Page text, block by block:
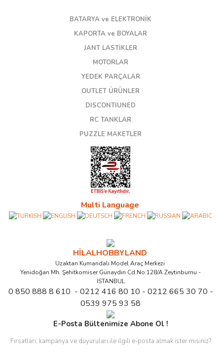
BATARYA ve ELEKTRONİK
KAPORTA ve BOYALAR
JANT LASTİKLER
MOTORLAR
YEDEK PARÇALAR
OUTLET ÜRÜNLER
DISCONTIUNED
RC TANKLAR
PUZZLE MAKETLER
Multi Language
HİLALHOBBYLAND
Uzaktan Kumandalı Model Araç Merkezi
Yenidoğan Mh. Şehitkomiser Günaydın Cd.No:128/A Zeytinburnu -
İSTANBUL
0 850 888 8 610 - 0212 416 80 10 - 0212 665 30 70 -
0539 975 93 58
E-Posta Bültenimize Abone Ol !
Fırsatları, kampanya ve duyuruları ile ilgili e-posta almak ister misiniz?